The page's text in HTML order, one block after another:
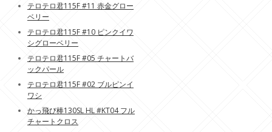
テロテロ君115F #11 赤金グロー
ベリー
テロテロ君115F #10 ピンクイワ
シグローベリー
テロテロ君115F #05 チャートバ
ックパール
テロテロ君115F #02 ブルピンイ
ワシ
かっ飛び棒130SL HL #KT04 フル
チャートクロス